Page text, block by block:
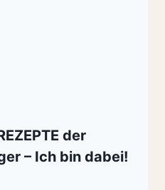
der
– Ich bin dabei!